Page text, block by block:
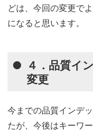
どは、今回の変更で
になると思います。
４．品質イ
変更
今までの品質インデ
たが、今後はキーワ